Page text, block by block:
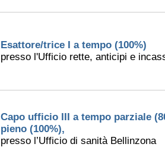
Esattore/trice I a tempo (100%)
presso l'Ufficio rette, anticipi e
Capo ufficio III a tempo parziale
pieno (100%),
presso l’Ufficio di sanità Bellinzona